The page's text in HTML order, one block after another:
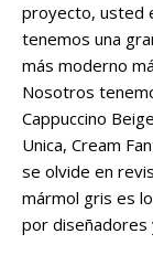
proyecto, usted
tenemos una
más moderno
Nosotros
Cappuccino
Unica, Cream
se olvide en
mármol gris es
por diseñadores